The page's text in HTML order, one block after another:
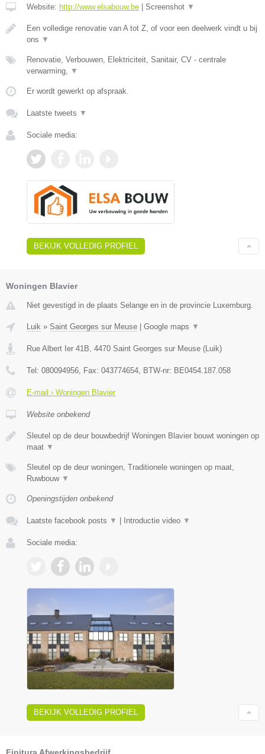
Website: http://www.elsabouw.be | Screenshot ▼
Een volledige renovatie van A tot Z, of voor een deelwerk vindt u bij
ons ▼
Renovatie, Verbouwen, Elektriciteit, Sanitair, CV - centrale
verwarming,
▼
Er wordt gewerkt op afspraak.
Laatste tweets ▼
Sociale media:
BEKIJK VOLLEDIG PROFIEL
Woningen Blavier
Niet gevestigd in de plaats Selange en in de provincie Luxemburg.
Luik » Saint Georges sur Meuse Google maps ▼
Rue Albert Ier 41B, 4470 Saint Georges sur Meuse (Luik)
Tel: 080094956, Fax: 043774654, BTW-nr: BE0454.187.058
E-mail › Woningen Blavier
Website onbekend
Sleutel op de deur bouwbedrijf Woningen Blavier bouwt woningen op
maat ▼
Sleutel op de deur woningen, Traditionele woningen op maat,
Ruwbouw ▼
Openingstijden onbekend
Laatste facebook posts ▼ Introductie video ▼
Sociale media:
BEKIJK VOLLEDIG PROFIEL
Finitura Afwerkingsbedrijf